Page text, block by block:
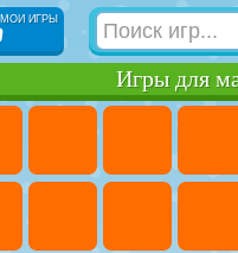
МОИ ИГРЫ
Игры для